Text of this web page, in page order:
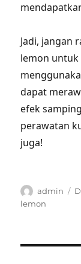
Jadi, jangan
lemon
dapat
efek
perawatan
juga!
Author
admin
lemon